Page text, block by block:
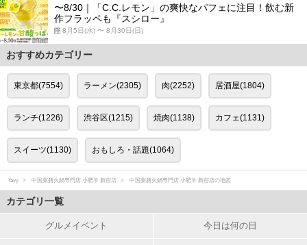
〜8/30｜「C.C.レモン」の爽快なパフェに注目！飲む新
作フラッペも『スシロー』
8月5日(水) 〜 8月30日(日)
おすすめカテゴリー
東京都(7554) ラーメン(2305) 肉(2252) 居酒屋(1804)
ランチ(1226) 渋谷区(1215) 焼肉(1138) カフェ(1131)
スイーツ(1130) おもしろ・話題(1064)
favy 中国薬膳火鍋専門店 小肥羊 新宿店 中国薬膳火鍋専門店 小肥羊 新宿店の地図
カテゴリ一覧
グルメイベント 今日は何の日